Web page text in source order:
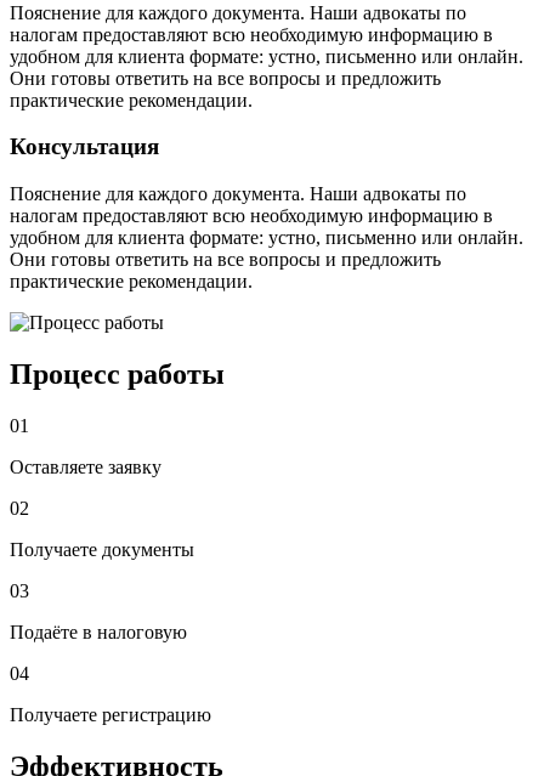
Пояснение для каждого документа. Наши адвокаты по
налогам предоставляют всю необходимую информацию в
удобном для клиента формате: устно, письменно или онлайн.
Они готовы ответить на все вопросы и предложить
практические рекомендации.
Консультация
Пояснение для каждого документа. Наши адвокаты по
налогам предоставляют всю необходимую информацию в
удобном для клиента формате: устно, письменно или онлайн.
Они готовы ответить на все вопросы и предложить
практические рекомендации.
Процесс работы
01
Оставляете заявку
02
Получаете документы
03
Подаёте в налоговую
04
Получаете регистрацию
Эффективность